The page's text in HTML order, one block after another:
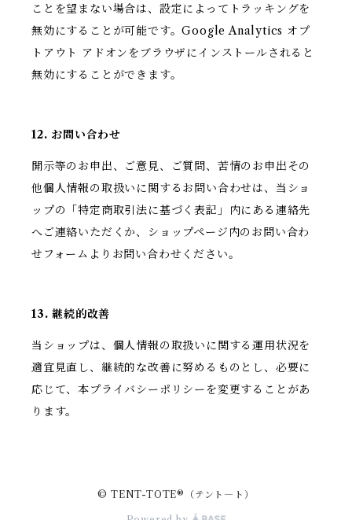
ことを望まない場合は、設定によってトラッキングを
無効にすることが可能です。Google Analytics オプ
トアウト アドオンをブラウザにインストールされると
無効にすることができます。
12. お問い合わせ
開示等のお申出、ご意見、ご質問、苦情のお申出その
他個人情報の取扱いに関するお問い合わせは、当ショ
ップの「特定商取引法に基づく表記」内にある連絡先
へご連絡いただくか、ショップページ内のお問い合わ
せフォームよりお問い合わせください。
13. 継続的改善
当ショップは、個人情報の取扱いに関する運用状況を
適宜見直し、継続的な改善に努めるものとし、必要に
応じて、本プライバシーポリシーを変更することがあ
ります。
© TENT-TOTE®（テント―ト）